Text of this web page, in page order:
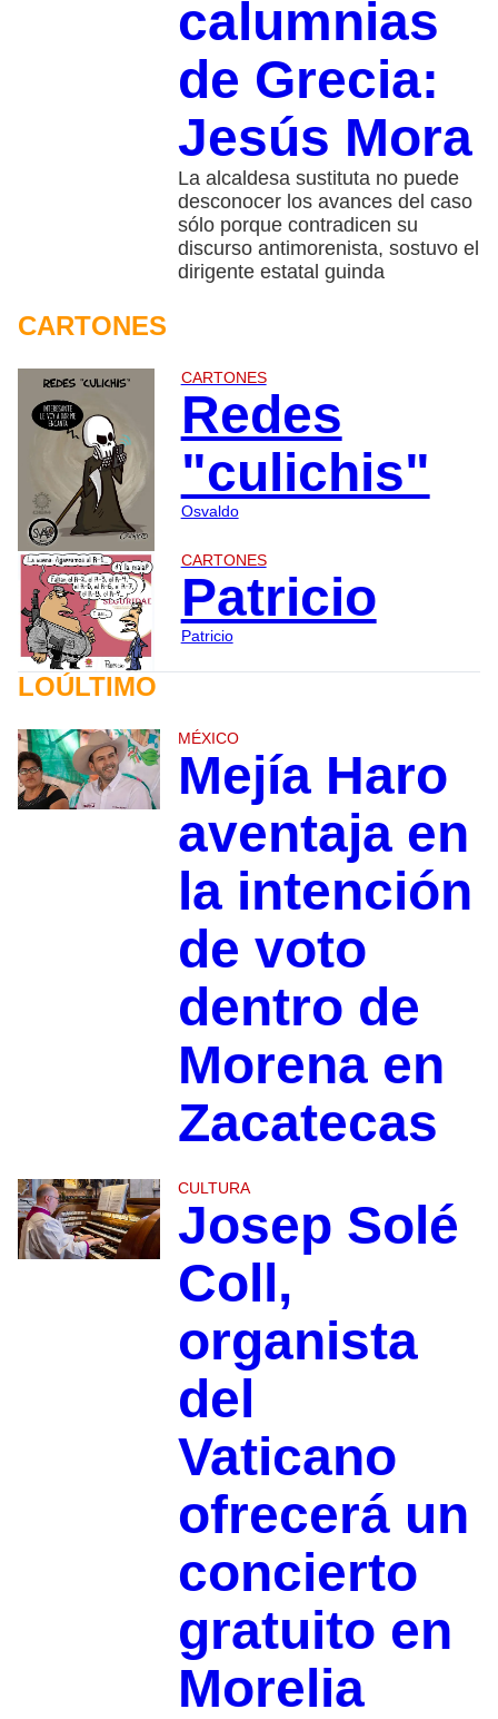
calumnias
de Grecia:
Jesús Mora
La alcaldesa sustituta no puede
desconocer los avances del caso
sólo porque contradicen su
discurso antimorenista, sostuvo el
dirigente estatal guinda
CARTONES
CARTONES
Redes
"culichis"
Osvaldo
CARTONES
Patricio
Patricio
LOÚLTIMO
MÉXICO
Mejía Haro
aventaja en
la intención
de voto
dentro de
Morena en
Zacatecas
CULTURA
Josep Solé
Coll,
organista
del
Vaticano
ofrecerá un
concierto
gratuito en
Morelia